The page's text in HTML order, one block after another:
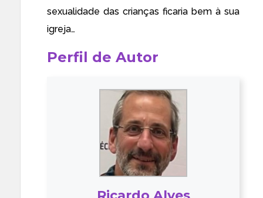
sexualidade das crianças ficaria bem à sua
igreja…
Perfil de Autor